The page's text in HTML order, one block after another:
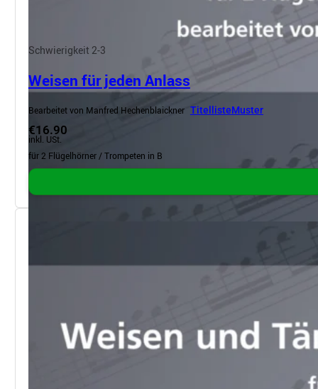
Schwierigkeit 2-3
Weisen für jeden Anlass
Bearbeitet von Manfred Hechenblaickner TitellisteMuster
€16.90
inkl. USt.
für 2 Flügelhörner / Trompeten in B